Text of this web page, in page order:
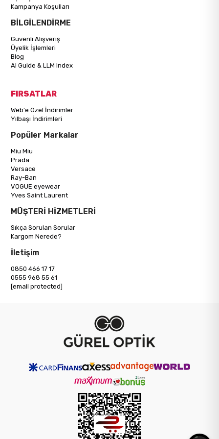
Kampanya Koşulları
BİLGİLENDİRME
Güvenli Alışveriş
Üyelik İşlemleri
Blog
AI Guide & LLM Index
FIRSATLAR
Web'e Özel İndirimler
Yılbaşı İndirimleri
Popüler Markalar
Miu Miu
Prada
Versace
Ray-Ban
VOGUE eyewear
Yves Saint Laurent
MÜŞTERİ HİZMETLERİ
Sıkça Sorulan Sorular
Kargom Nerede?
İletişim
0850 466 17 17
0555 968 55 61
[email protected]